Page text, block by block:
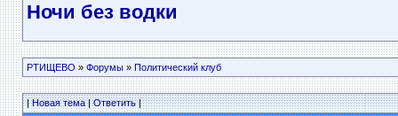
Ночи без водки
РТИЩЕВО » Форумы» Политический клуб
|Новая тема|Ответить|